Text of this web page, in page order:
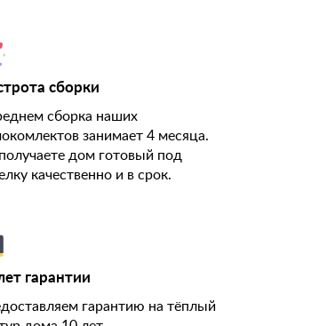
сборки
сборка наших
занимает 4 месяца.
дом готовый под
качественно и в срок.
гарантии
гарантию на тёплый